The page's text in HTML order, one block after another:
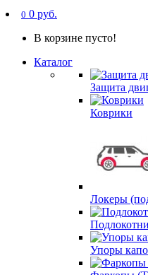
0 0 руб.
В корзине пусто!
Каталог
Защита
Коврики
Локеры
Упоры